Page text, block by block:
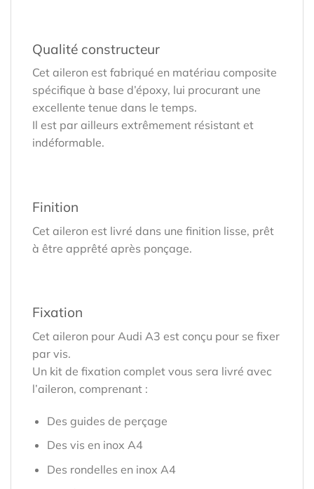
Qualité constructeur
Cet aileron est fabriqué en matériau composite
spécifique à base d’époxy, lui procurant une
excellente tenue dans le temps.
Il est par ailleurs extrêmement résistant et
indéformable.
Finition
Cet aileron est livré dans une finition lisse, prêt
à être apprêté après ponçage.
Fixation
Cet aileron pour Audi A3 est conçu pour se fixer
par vis.
Un kit de fixation complet vous sera livré avec
l’aileron, comprenant :
Des guides de perçage
Des vis en inox A4
Des rondelles en inox A4